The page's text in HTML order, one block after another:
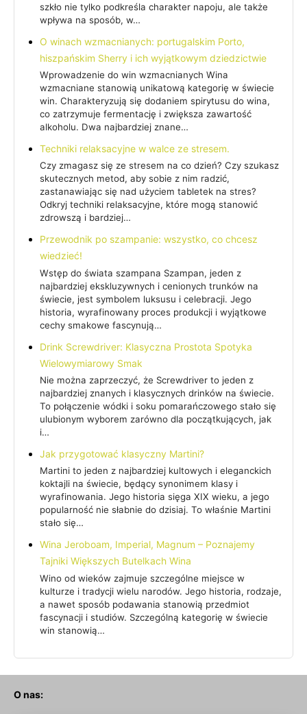
szkło nie tylko podkreśla charakter napoju, ale także
wpływa na sposób, w…
O winach wzmacnianych: portugalskim Porto,
hiszpańskim Sherry i ich wyjątkowym dziedzictwie
Wprowadzenie do win wzmacnianych Wina
wzmacniane stanowią unikatową kategorię w świecie
win. Charakteryzują się dodaniem spirytusu do wina,
co zatrzymuje fermentację i zwiększa zawartość
alkoholu. Dwa najbardziej znane…
Techniki relaksacyjne w walce ze stresem.
Czy zmagasz się ze stresem na co dzień? Czy szukasz
skutecznych metod, aby sobie z nim radzić,
zastanawiając się nad użyciem tabletek na stres?
Odkryj techniki relaksacyjne, które mogą stanowić
zdrowszą i bardziej…
Przewodnik po szampanie: wszystko, co chcesz
wiedzieć!
Wstęp do świata szampana Szampan, jeden z
najbardziej ekskluzywnych i cenionych trunków na
świecie, jest symbolem luksusu i celebracji. Jego
historia, wyrafinowany proces produkcji i wyjątkowe
cechy smakowe fascynują…
Drink Screwdriver: Klasyczna Prostota Spotyka
Wielowymiarowy Smak
Nie można zaprzeczyć, że Screwdriver to jeden z
najbardziej znanych i klasycznych drinków na świecie.
To połączenie wódki i soku pomarańczowego stało się
ulubionym wyborem zarówno dla początkujących, jak
i…
Jak przygotować klasyczny Martini?
Martini to jeden z najbardziej kultowych i eleganckich
koktajli na świecie, będący synonimem klasy i
wyrafinowania. Jego historia sięga XIX wieku, a jego
popularność nie słabnie do dzisiaj. To właśnie Martini
stało się…
Wina Jeroboam, Imperial, Magnum – Poznajemy
Tajniki Większych Butelkach Wina
Wino od wieków zajmuje szczególne miejsce w
kulturze i tradycji wielu narodów. Jego historia, rodzaje,
a nawet sposób podawania stanowią przedmiot
fascynacji i studiów. Szczególną kategorię w świecie
win stanowią…
O nas: